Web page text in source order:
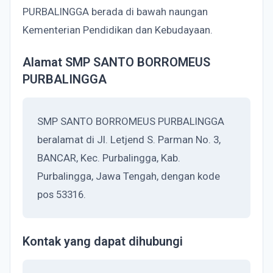
PURBALINGGA berada di bawah naungan
Kementerian Pendidikan dan Kebudayaan.
Alamat SMP SANTO BORROMEUS
PURBALINGGA
SMP SANTO BORROMEUS PURBALINGGA
beralamat di Jl. Letjend S. Parman No. 3,
BANCAR, Kec. Purbalingga, Kab.
Purbalingga, Jawa Tengah, dengan kode
pos 53316.
Kontak yang dapat dihubungi